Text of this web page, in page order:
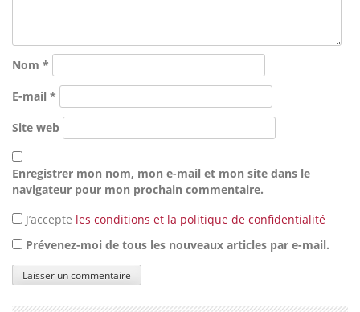
Nom *
E-mail *
Site web
Enregistrer mon nom, mon e-mail et mon site dans le
navigateur pour mon prochain commentaire.
J’accepte les conditions et la politique de confidentialité
Prévenez-moi de tous les nouveaux articles par e-mail.